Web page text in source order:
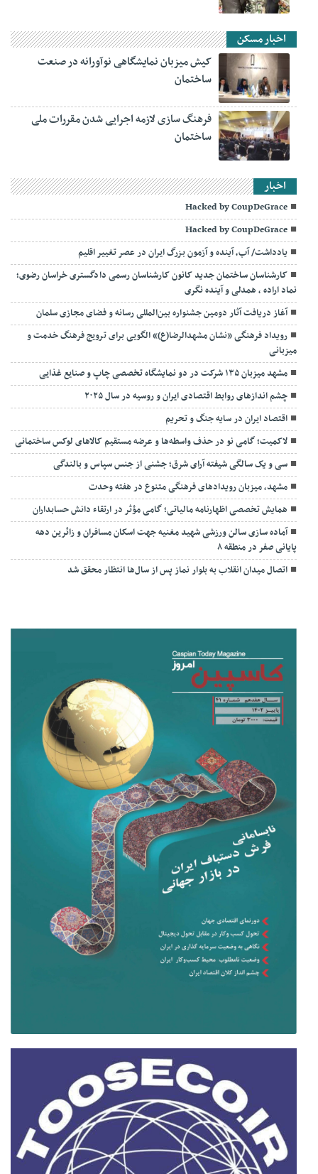
اخبار مسکن
کیش میزبان نمایشگاهی نوآورانه در صنعت
ساختمان
فرهنگ سازی لازمه اجرایی شدن مقررات ملی
ساختمان
اخبار
Hacked by CoupDeGrace
Hacked by CoupDeGrace
یادداشت/ آب، آینده و آزمون بزرگ ایران در عصر تغییر اقلیم
کارشناسان ساختمان جدید کانون کارشناسان رسمی دادگستری خراسان رضوی؛
نماد اراده ، همدلی و آینده نگری
آغاز دریافت آثار دومین جشنواره بین‌المللی رسانه و فضای مجازی سلمان
رویداد فرهنگی «نشان مشهدالرضا(ع)» الگویی برای ترویج فرهنگ خدمت و
میزبانی
مشهد میزبان ۱۳۵ شرکت در دو نمایشگاه تخصصی چاپ و صنایع غذایی
چشم اندازهای روابط اقتصادی ایران و روسیه در سال ۲۰۲۵
اقتصاد ایران در سایه جنگ و تحریم
لاکمیت؛ گامی نو در حذف واسطه‌ها و عرضه مستقیم کالاهای لوکس ساختمانی
سی و یک سالگی شیفته آرای شرق؛ جشنی از جنس سپاس و بالندگی
مشهد، میزبان رویدادهای فرهنگی متنوع در هفته وحدت
همایش تخصصی اظهارنامه مالیاتی؛ گامی مؤثر در ارتقاء دانش حسابداران
آماده سازی سالن ورزشی شهید مغنیه جهت اسکان مسافران و زائرین دهه
پایانی صفر در منطقه ۸
اتصال میدان انقلاب به بلوار نماز پس از سال‌ها انتظار محقق شد